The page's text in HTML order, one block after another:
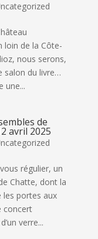
loin de la Côte-
nous serons,
salon du livre…
une...
de
avril 2025
régulier, un
Chatte, dont la
les portes aux
concert
verre...